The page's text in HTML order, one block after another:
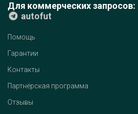
Для коммерческих запросов:
autofut
Помощь
Гарантии
Контакты
Партнёрская программа
Отзывы